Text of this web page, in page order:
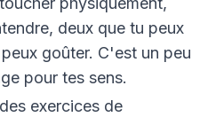
deux que tu peux
goûter. C'est un peu
pour tes sens.
exercices de